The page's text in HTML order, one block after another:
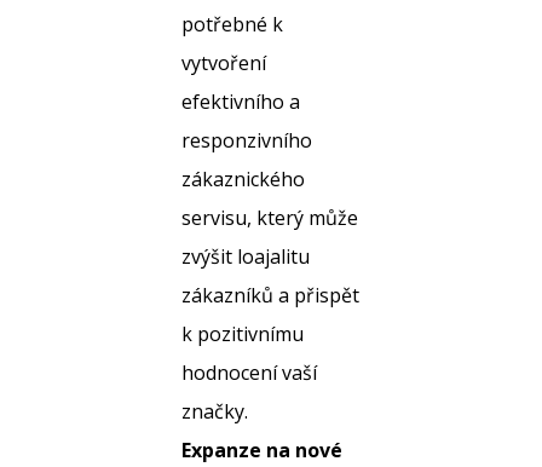
potřebné k
vytvoření
efektivního a
responzivního
zákaznického
servisu, který může
zvýšit loajalitu
zákazníků a přispět
k pozitivnímu
hodnocení vaší
značky.
Expanze na nové